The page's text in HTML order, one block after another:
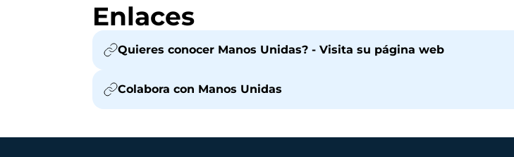
Enlaces
Quieres conocer Manos Unidas? - Visita su página web
Colabora con Manos Unidas